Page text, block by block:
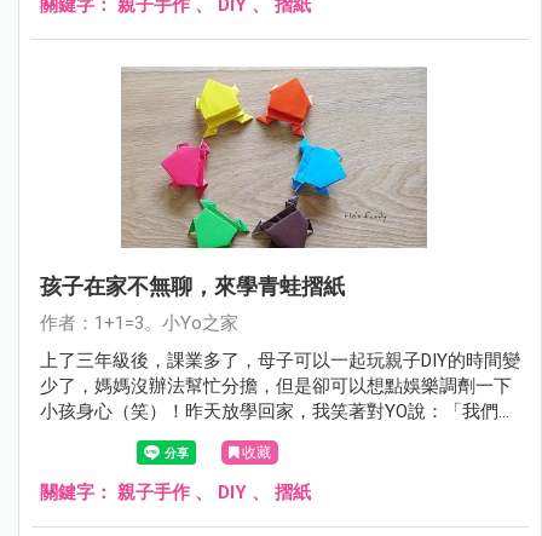
孩子在家不無聊，來學青蛙摺紙
作者：1+1=3。小Yo之家
上了三年級後，課業多了，母子可以一起玩親子DIY的時間變
少了，媽媽沒辦法幫忙分擔，但是卻可以想點娛樂調劑一下
小孩身心（笑）！昨天放學回家，我笑著對YO說：「我們今
天先不要寫功課，玩一下振奮精神怎麼樣？」「好啊，要玩
什麼？」「來玩青蛙跳！」說完，把我白天摺好的青蛙摺紙
拿出來跟兒子獻寶，他一臉驚訝：「你也太厲害了吧！」
收藏
關鍵字： 親子手作 、 DIY 、 摺紙